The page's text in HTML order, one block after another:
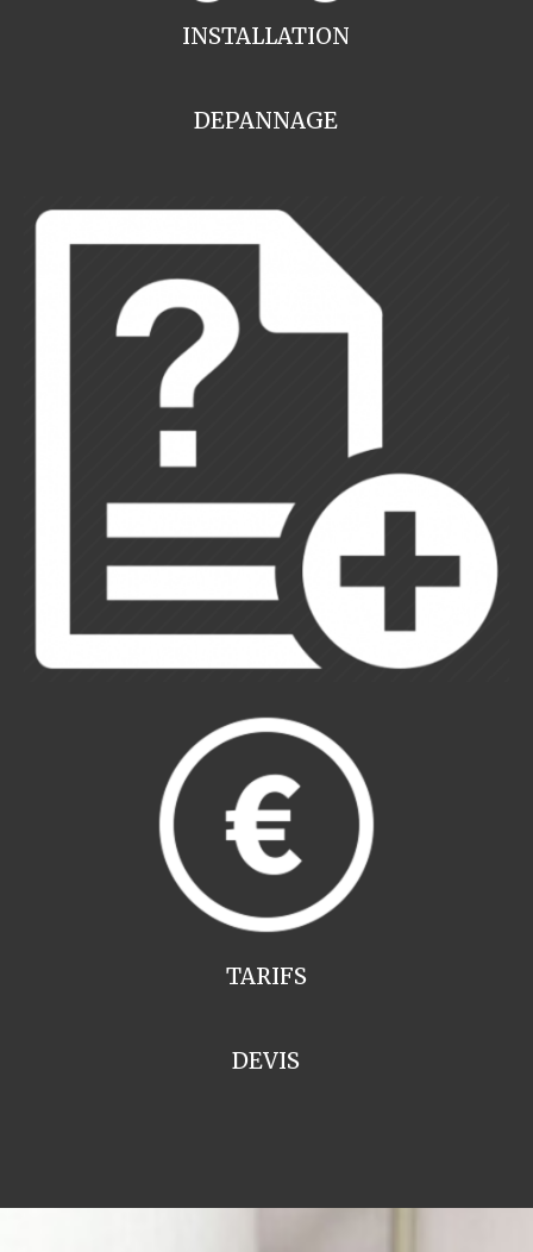
INSTALLATION
DEPANNAGE
TARIFS
DEVIS